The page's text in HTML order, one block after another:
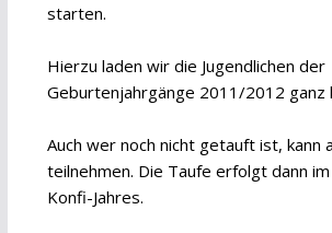
starten.
Hierzu laden wir die Jugendlichen der
Geburtenjahrgänge 2011/2012 ganz
Auch wer noch nicht getauft ist, kann
teilnehmen. Die Taufe erfolgt dann
Konfi-Jahres.